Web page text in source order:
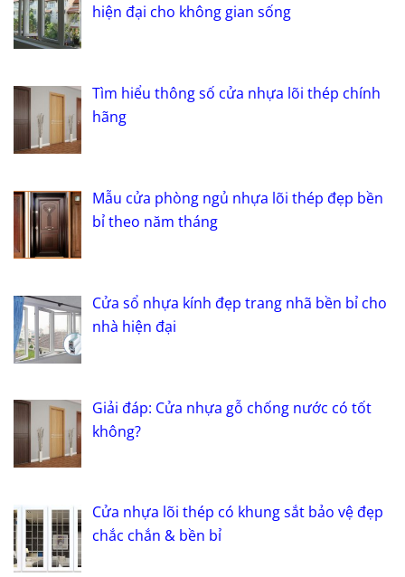
hiện đại cho không gian sống
Tìm hiểu thông số cửa nhựa lõi thép chính
hãng
Mẫu cửa phòng ngủ nhựa lõi thép đẹp bền
bỉ theo năm tháng
Cửa sổ nhựa kính đẹp trang nhã bền bỉ cho
nhà hiện đại
Giải đáp: Cửa nhựa gỗ chống nước có tốt
không?
Cửa nhựa lõi thép có khung sắt bảo vệ đẹp
chắc chắn & bền bỉ